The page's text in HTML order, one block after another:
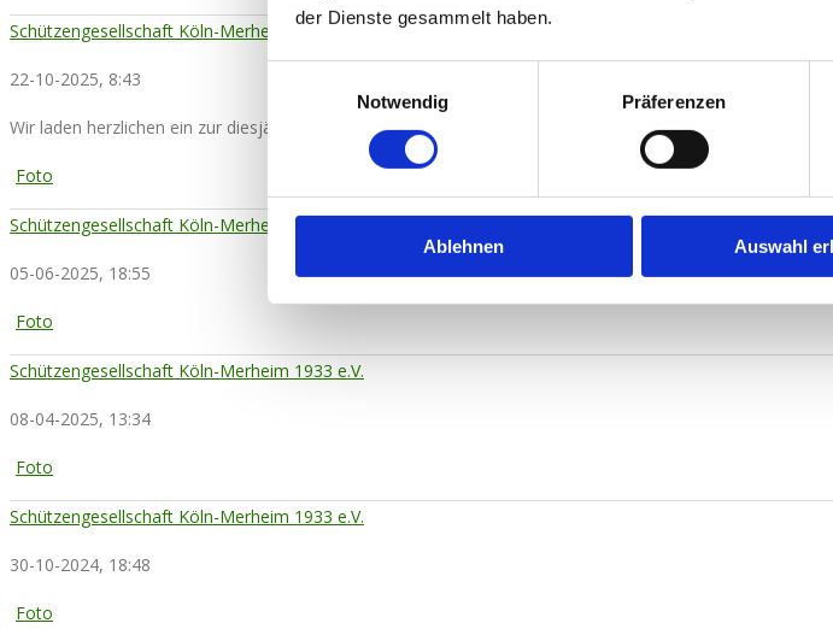
der Dienste gesammelt haben.
Notwendig
Präferenzen
Ablehnen Auswahl
Schützengesellschaft Köln-Merheim 1933 e.V.
22-10-2025, 8:43
Wir laden herzlichen ein zur diesjährigen Vereinsmeisterschaft mit anschließendem Herbstfest am
Foto
Schützengesellschaft Köln-Merheim 1933 e.V. ist hier: Schützengesellschaft Köln-Merheim 1933 e.V.
05-06-2025, 18:55
Foto
Schützengesellschaft Köln-Merheim 1933 e.V.
08-04-2025, 13:34
Foto
Schützengesellschaft Köln-Merheim 1933 e.V.
30-10-2024, 18:48
Foto